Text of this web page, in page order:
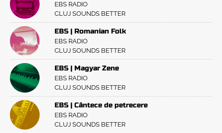
EBS RADIO
CLUJ SOUNDS BETTER
EBS | Romanian Folk
EBS RADIO
CLUJ SOUNDS BETTER
EBS | Magyar Zene
EBS RADIO
CLUJ SOUNDS BETTER
EBS | Cântece de petrecere
EBS RADIO
CLUJ SOUNDS BETTER